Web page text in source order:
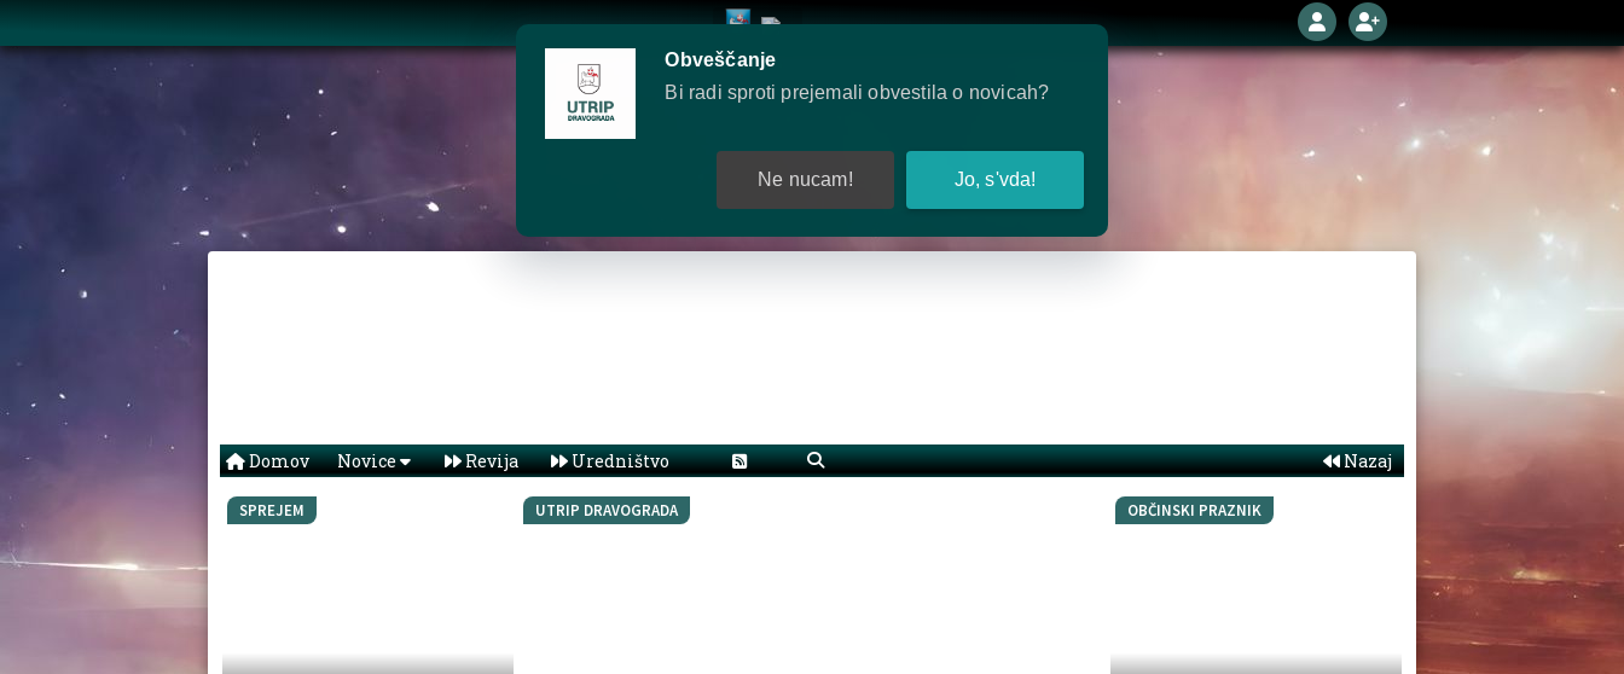
Domov Novice Revija Uredništvo Nazaj
SPREJEM UTRIP DRAVOGRADA OBČINSKI PRAZNIK
Obveščanje
Bi radi sproti prejemali obvestila o novicah?
Jo, s'vda!
Ne nucam!